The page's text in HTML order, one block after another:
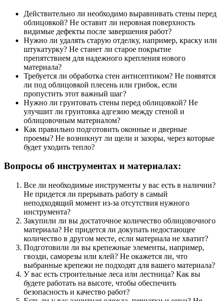
Действительно ли необходимо выравнивать стены перед
облицовкой? Не оставит ли неровная поверхность
видимые дефекты после завершения работ?
Нужно ли удалять старую отделку, например, краску или
штукатурку? Не станет ли старое покрытие
препятствием для надежного крепления нового
материала?
Требуется ли обработка стен антисептиком? Не появятся
ли под облицовкой плесень или грибок, если
пропустить этот важный шаг?
Нужно ли грунтовать стены перед облицовкой? Не
улучшит ли грунтовка адгезию между стеной и
облицовочным материалом?
Как правильно подготовить оконные и дверные
проемы? Не возникнут ли щели и зазоры, через которые
будет уходить тепло?
Вопросы об инструментах и материалах:
Все ли необходимые инструменты у вас есть в наличии?
Не придется ли прерывать работу в самый
неподходящий момент из-за отсутствия нужного
инструмента?
Закупили ли вы достаточное количество облицовочного
материала? Не придется ли докупать недостающее
количество в другом месте, если материала не хватит?
Подготовили ли вы крепежные элементы, например,
гвозди, саморезы или клей? Не окажется ли, что
выбранные крепежи не подходят для вашего материала?
У вас есть строительные леса или лестница? Как вы
будете работать на высоте, чтобы обеспечить
безопасность и качество работ?